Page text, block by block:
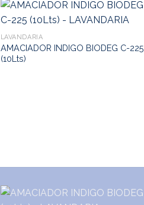
LAVANDARIA
AMACIADOR INDIGO BIODEG C-225
(10Lts)